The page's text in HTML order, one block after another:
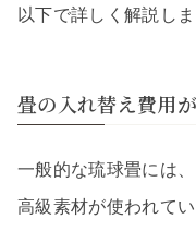
以下で詳しく解説しま
畳の入れ替え費用
一般的な琉球畳には
高級素材が使われて